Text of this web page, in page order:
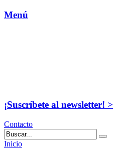
Menú
¡Suscríbete al newsletter! >
Contacto
Inicio